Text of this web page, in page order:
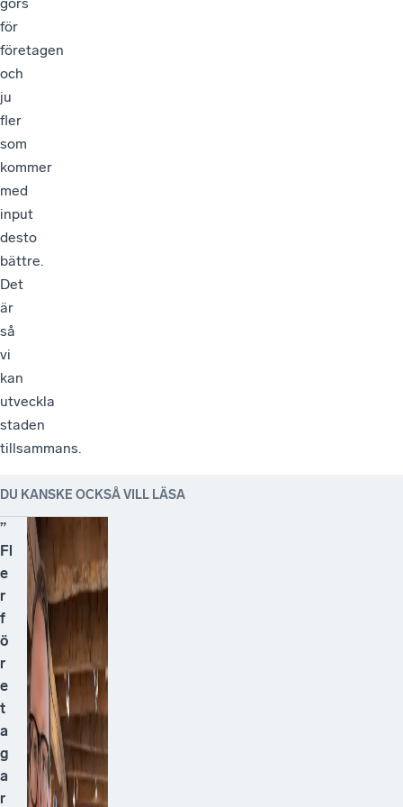
för
företagen
och
ju
fler
som
kommer
med
input
desto
bättre.
Det
är
så
vi
kan
utveckla
staden
tillsammans.
DU KANSKE OCKSÅ VILL LÄSA
”
Fl
e
r
f
ö
r
e
t
a
g
a
r